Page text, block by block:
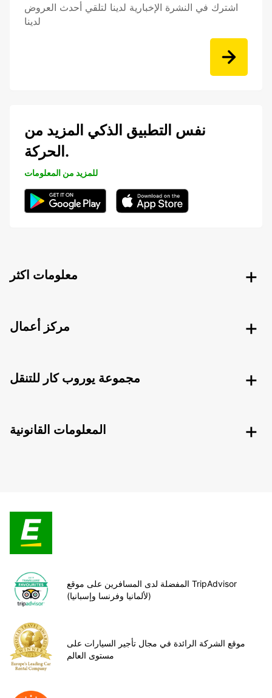
اشترك في النشرة الإخبارية لدينا لتلقي أحدث العروض
لدينا
نفس التطبيق الذكي المزيد من
الحركة.
للمزيد من المعلومات
معلومات اكثر
مركز أعمال
مجموعة يوروب كار للتنقل
المعلومات القانونية
المفضلة لدى المسافرين على موقع TripAdvisor
(لألمانيا وفرنسا وإسبانيا)
موقع الشركة الرائدة في مجال تأجير السيارات على
مستوى العالم